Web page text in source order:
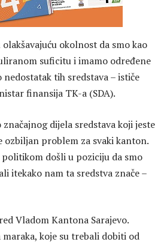
okolnost da smo kao
suficitu i imamo određene
tih sredstava – ističe
finansija TK-a (SDA).
dijela sredstava koji jeste
ozbiljan problem za svaki kanton.
došli u poziciju da smo
itekako nam ta sredstva znače –
Vladom Kantona Sarajevo.
koje su trebali dobiti od